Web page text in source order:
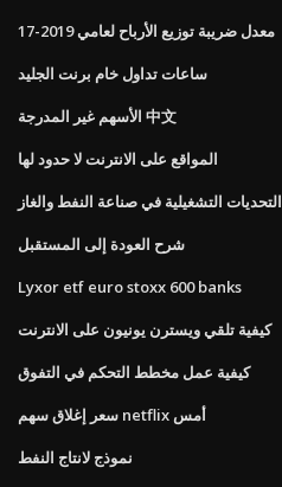
معدل ضريبة توزيع الأرباح لعامي 2019-17
ساعات تداول خام برنت الجليد
الأسهم غير المدرجة 中文
المواقع على الانترنت لا حدود لها
التحديات التشغيلية في صناعة النفط والغاز
شرح العودة إلى المستقبل
Lyxor etf euro stoxx 600 banks
كيفية تلقي ويسترن يونيون على الانترنت
كيفية عمل مخطط التحكم في التفوق
سعر إغلاق سهم netflix أمس
نموذج لانتاج النفط